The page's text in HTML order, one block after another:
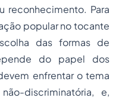
reconhecimento. Para
popular no tocante
das formas de
do papel dos
enfrentar o tema
discriminatória, e,